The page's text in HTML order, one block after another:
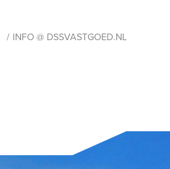
INFO @ DSSVASTGOED.NL